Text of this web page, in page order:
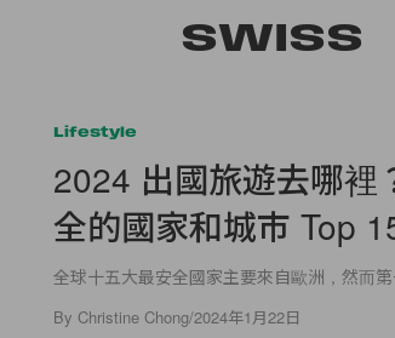
SWISS
Lifestyle
2024 出國旅遊去哪裡
全的國家和城市 Top
全球十五大最安全國家主要來自歐洲，然而
By Christine Chong/2024年1月22日